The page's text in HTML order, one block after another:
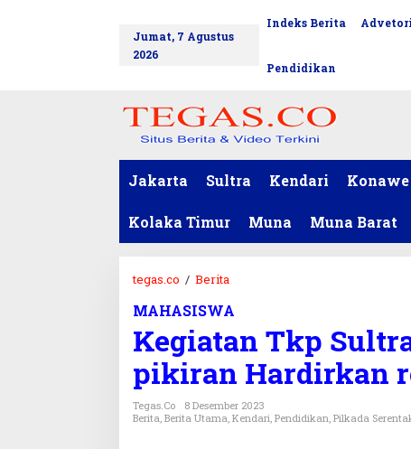
Jumat, 7 Agustus
2026
Indeks Berita
Pendidikan
Jakarta Sultra Kendari Konawe
Kolaka Timur Muna Muna Barat
tegas.co / Berita
g
i
a
t
a
n
T
MAHASISWA
Kegiatan Tkp
pikiran Hardirkan
Tegas.co
8 Desember 2023
Berita, Berita Utama, Kendari, Pendidikan, Pilkada